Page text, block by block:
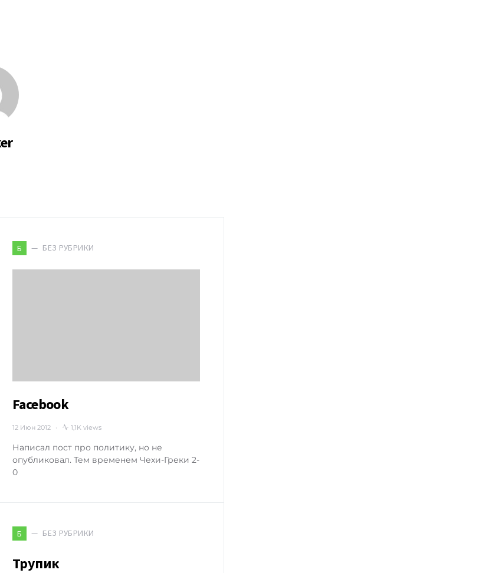
Б БЕЗ РУБРИКИ
Facebook
12 Июн 2012 1,1K views
Написал пост про политику, но не
опубликовал. Тем временем Чехи-Греки 2-
0
Б БЕЗ РУБРИКИ
Трупик